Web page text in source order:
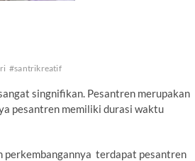
#santrikreatif
singnifikan. Pesantren merupakan
pesantren memiliki durasi waktu
perkembangannya terdapat pesantren